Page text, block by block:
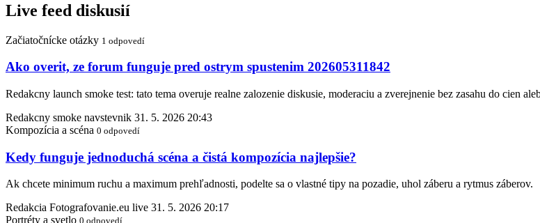
Live feed diskusií
Začiatočnícke otázky 1 odpovedí
Ako overit, ze forum funguje pred ostrym spustenim 202605311842
Redakcny launch smoke test: tato tema overuje realne zalozenie diskusie, moderaciu a zverejnenie bez zasahu do cien
Redakcny smoke navstevnik 31. 5. 2026 20:43
Kompozícia a scéna 0 odpovedí
Kedy funguje jednoduchá scéna a čistá kompozícia najlepšie?
Ak chcete minimum ruchu a maximum prehľadnosti, podelte sa o vlastné tipy na pozadie, uhol záberu a rytmus záberov.
Redakcia Fotografovanie.eu live 31. 5. 2026 20:17
Portréty a svetlo 0 odpovedí